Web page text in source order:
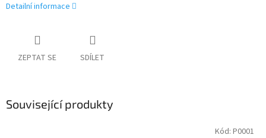
Detailní informace
ZEPTAT SE SDÍLET
Související produkty
Kód: P0001